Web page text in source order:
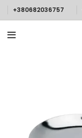
+380682036757